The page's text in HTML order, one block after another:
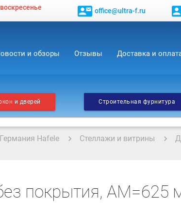
воскресенье contact_mail office@ultra-f.ru
и обзоры Отзывы Доставка и
и дверей Строительная фурнитура
Hafele Стеллажи и витрины
покрытия, АМ=625